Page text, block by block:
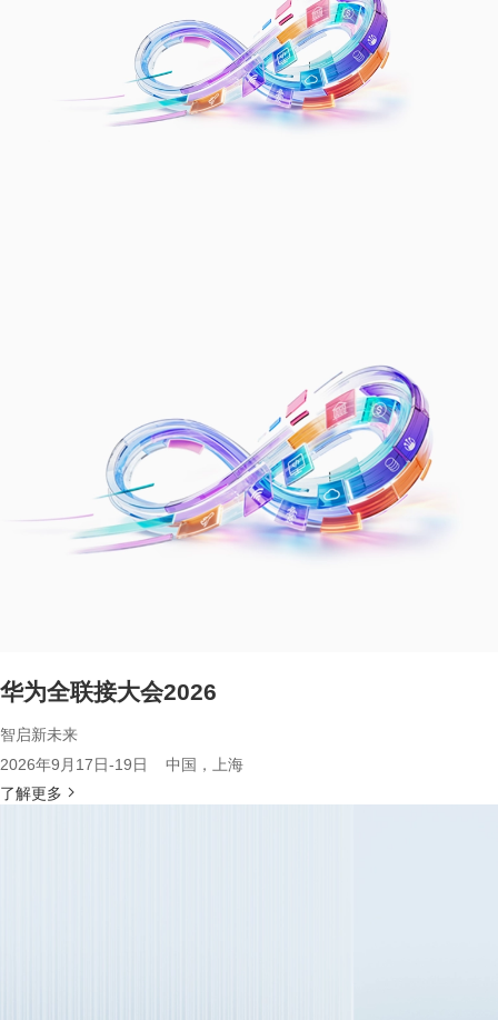
华为全联接大会2026
智启新未来
2026年9月17日-19日 中国，上海
了解更多